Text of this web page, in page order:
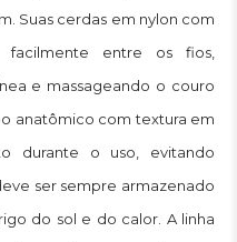
Suas cerdas em nylon com
facilmente entre os fios,
e massageando o couro
anatômico com textura em
durante o uso, evitando
ser sempre armazenado
do sol e do calor. A linha